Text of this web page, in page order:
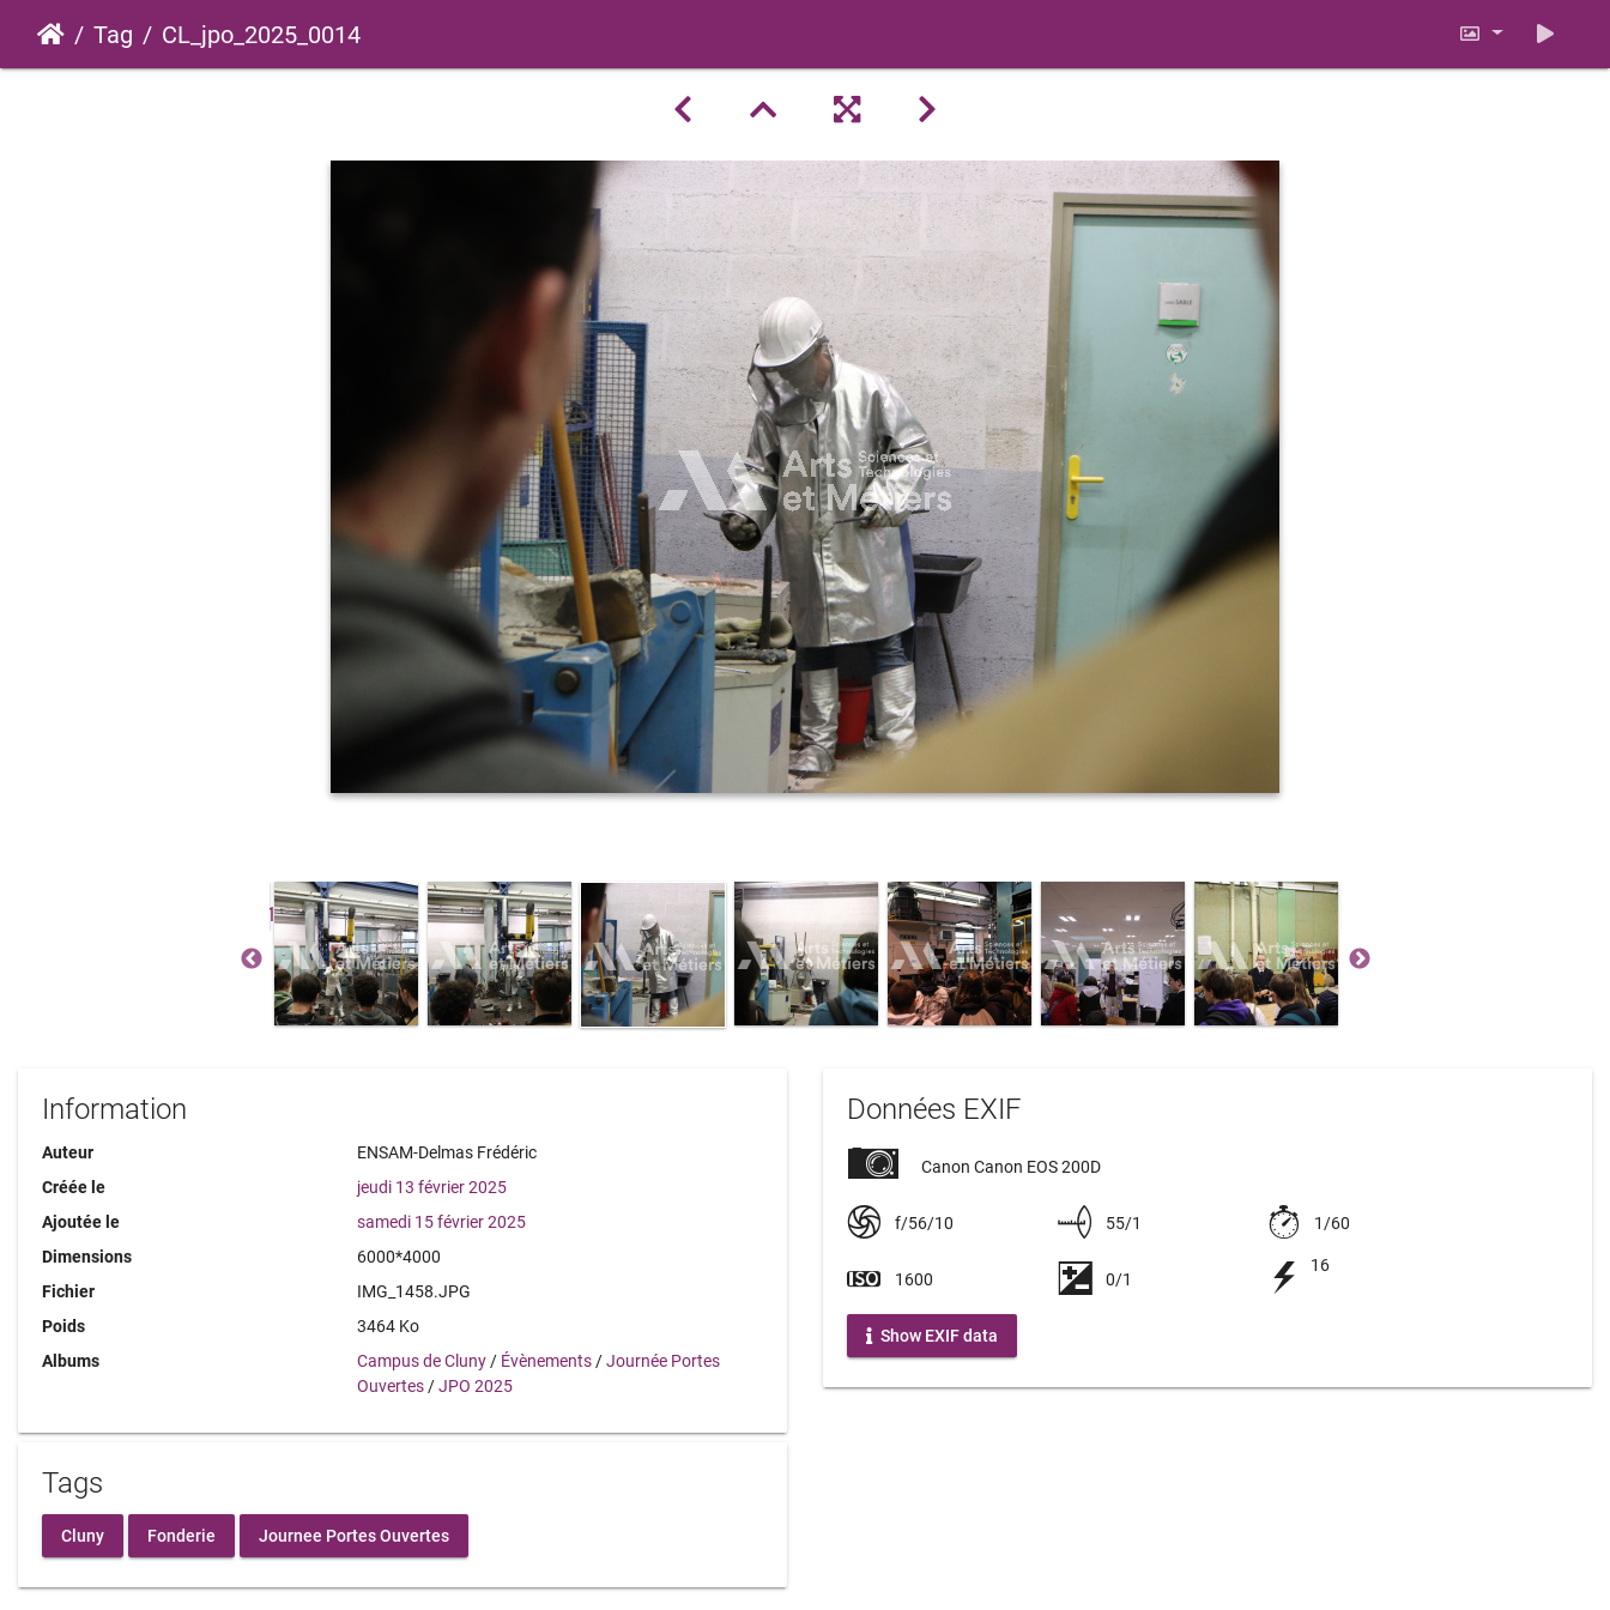
Tag CL_jpo_2025_0014
Information
Auteur
ENSAM-Delmas Frédéric
Créée le
jeudi 13 février 2025
Ajoutée le
samedi 15 février 2025
Dimensions
6000*4000
Fichier
IMG_1458.JPG
Poids
3464 Ko
Albums
Campus de Cluny / Évènements /Journée Portes
Ouvertes /JPO 2025
Tags
Cluny Fonderie Journee Portes Ouvertes
Données EXIF
Canon Canon EOS 200D
f/56/10 55/1 1/60
1600 0/1
16
Show EXIF data